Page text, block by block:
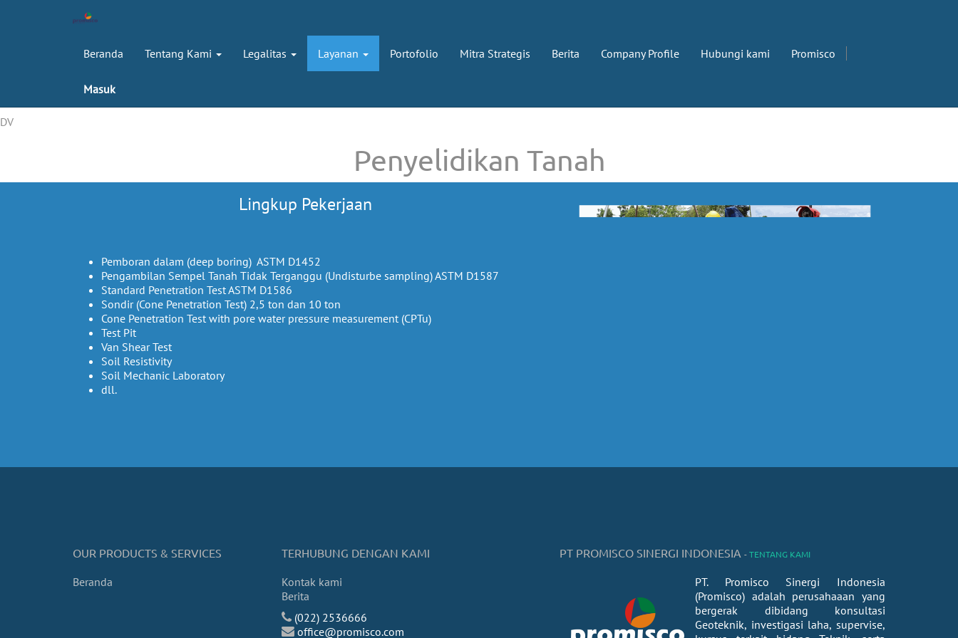
Beranda Tentang Kami Legalitas Layanan Portofolio Mitra Strategis Berita Company Profile Hubungi kami Promisco
Masuk
DV
Penyelidikan Tanah
Lingkup Pekerjaan
Pemboran dalam (deep boring) ASTM D1452
Pengambilan Sempel Tanah Tidak Terganggu (Undisturbe sampling) ASTM D1587
Standard Penetration Test ASTM D1586
Sondir (Cone Penetration Test) 2,5 ton dan 10 ton
Cone Penetration Test with pore water pressure measurement (CPTu)
Test Pit
Van Shear Test
Soil Resistivity
Soil Mechanic Laboratory
dll.
OUR PRODUCTS & SERVICES
Beranda
TERHUBUNG DENGAN KAMI
Kontak kami
Berita
(022) 2536666
office@promisco.com
PT PROMISCO SINERGI INDONESIA -TENTANG KAMI
PT. Promisco Sinergi Indonesia
(Promisco) adalah perusahaaan yang
bergerak dibidang konsultasi
Geoteknik, investigasi laha, supervise,